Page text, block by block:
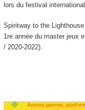
lors du festival
Spiritway to the
1re année du master jeux
/ 2020-2022).